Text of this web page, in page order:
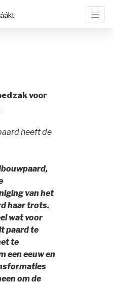
voor
heeft de
van het
haar trots.
wat voor
paard te
te
een eeuw en
om de